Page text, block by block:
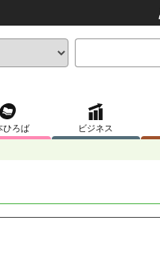
ひろば ビジネス